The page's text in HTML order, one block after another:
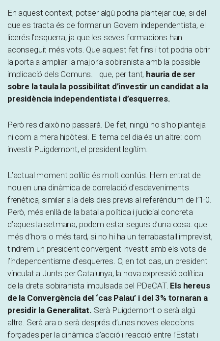
En aquest context, potser algú podria plantejar que, si del
que es tracta és de formar un Govern independentista, el
liderés l’esquerra, ja que les seves formacions han
aconseguit més vots. Que aquest fet fins i tot podria obrir
la porta a ampliar la majoria sobiranista amb la possible
implicació dels Comuns. I que, per tant, hauria de ser
sobre la taula la possibilitat d’investir un candidat a la
presidència independentista i d’esquerres.
Però res d’això no passarà. De fet, ningú no s’ho planteja
ni com a mera hipòtesi. El tema del dia és un altre: com
investir Puigdemont, el president legítim.
L’actual moment polític és molt confús. Hem entrat de
nou en una dinàmica de correlació d’esdeveniments
frenètica, similar a la dels dies previs al referèndum de l’1-0.
Però, més enllà de la batalla política i judicial concreta
d’aquesta setmana, podem estar segurs d’una cosa: que
més d’hora o més tard, si no hi ha un terrabastall imprevist,
tindrem un president convergent investit amb els vots de
l’independentisme d’esquerres. O, en tot cas, un president
vinculat a Junts per Catalunya, la nova expressió política
de la dreta sobiranista impulsada pel PDeCAT. Els hereus
de la Convergència del ‘cas Palau’ i del 3% tornaran a
presidir la Generalitat. Serà Puigdemont o serà algú
altre. Serà ara o serà després d’unes noves eleccions
forçades per la dinàmica d’acció i reacció entre l’Estat i